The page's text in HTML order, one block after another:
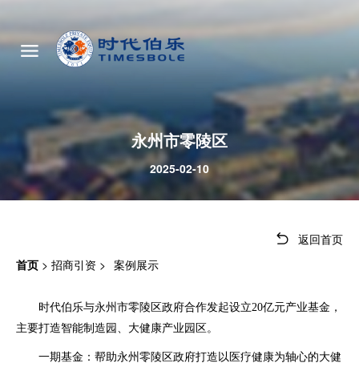
永州市零陵区
2025-02-10
首页 > 招商引资 > 案例展示
返回首页
时代伯乐与永州市零陵区政府合作发起设立20亿元产业基金，
主要打造智能制造园、大健康产业园区。
一期基金：帮助永州零陵区政府打造以医疗健康为轴心的大健